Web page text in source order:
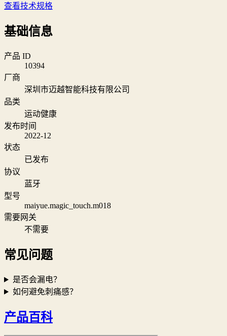
查看技术规格
基础信息
产品 ID
10394
厂商
深圳市迈越智能科技有限公司
品类
运动健康
发布时间
2022-12
状态
已发布
协议
蓝牙
型号
maiyue.magic_touch.m018
需要网关
不需要
常见问题
是否会漏电？
如何避免刺痛感？
产品百科